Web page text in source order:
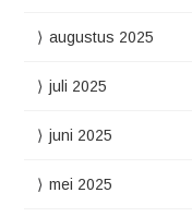
augustus 2025
juli 2025
juni 2025
mei 2025